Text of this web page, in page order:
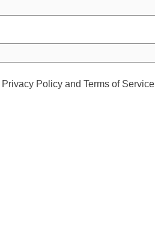
Privacy Policy and Terms of Service